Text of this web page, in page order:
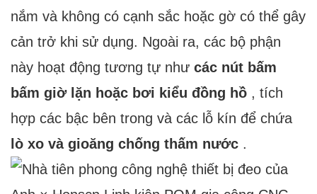
nắm và không có cạnh sắc hoặc gờ có thể gây
cản trở khi sử dụng. Ngoài ra, các bộ phận
này hoạt động tương tự như các nút bấm
bấm giờ lặn hoặc bơi kiểu đồng hồ , tích
hợp các bậc bên trong và các lỗ kín để chứa
lò xo và gioăng chống thấm nước .